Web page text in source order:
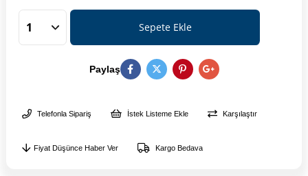
Paylaş
Telefonla Sipariş İstek Listeme Ekle Karşılaştır
Fiyat Düşünce Haber Ver Kargo Bedava